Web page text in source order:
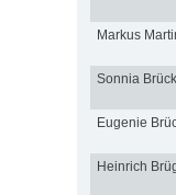
Markus
Sonnia
Eugenie
Heinrich